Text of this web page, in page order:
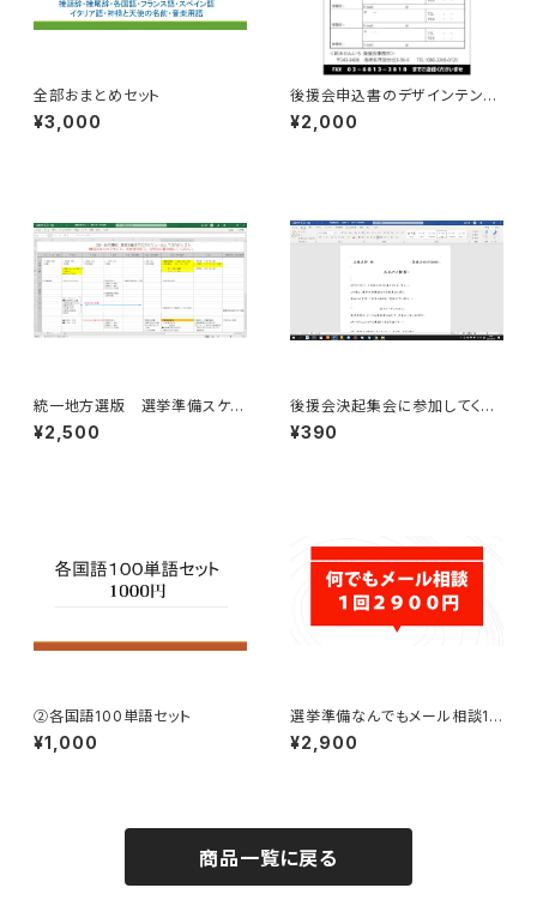
全部おまとめセット
¥3,000
後援会申込書のデザインテンプ
レート
¥2,000
統一地方選版 選挙準備スケジ
ュール一覧表
¥2,500
後援会決起集会に参加してくだ
さった方への御礼状
¥390
②各国語100単語セット
¥1,000
選挙準備なんでもメール相談1
回2900円
¥2,900
商品一覧に戻る